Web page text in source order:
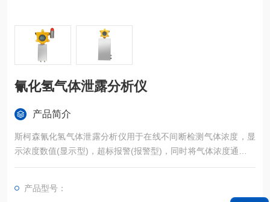
氰化氢气体泄露分析仪
产品简介
斯柯森氰化氢气体泄露分析仪用于在线不间断检测气体浓度，显
示浓度数值(显示型)，超标报警(报警型)，同时将气体浓度通过通
讯线缆传输到监管设备。
产品型号：